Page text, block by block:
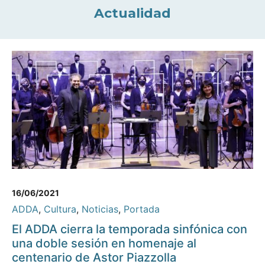
Actualidad
16/06/2021
ADDA, Cultura, Noticias, Portada
El ADDA cierra la temporada sinfónica con
una doble sesión en homenaje al
centenario de Astor Piazzolla